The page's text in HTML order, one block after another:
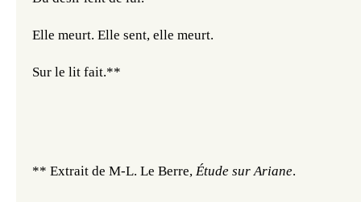
Elle meurt. Elle sent, elle meurt.
Sur le lit fait.**
** Extrait de M-L. Le Berre, Étude sur Ariane.